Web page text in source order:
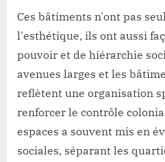
Ces bâtiments n'ont pas
l'esthétique, ils ont aussi
pouvoir et de hiérarchie
avenues larges et les
reflètent une organisation
renforcer le contrôle
espaces a souvent mis en
sociales, séparant les